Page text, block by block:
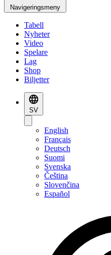
Navigeringsmeny
Tabell
Nyheter
Video
Spelare
Lag
Shop
Biljetter
SV
English
Français
Deutsch
Suomi
Svenska
Čeština
Slovenčina
Español